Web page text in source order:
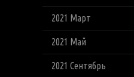
2021 Март
2021 Май
2021 Сентябрь